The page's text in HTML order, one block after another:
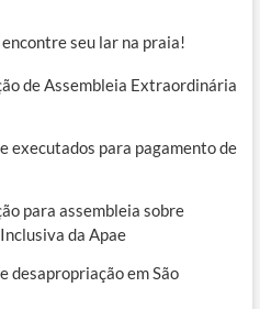
seu lar na praia!
de Assembleia Extraordinária
executados para pagamento de
para assembleia sobre
da Apae
desapropriação em São